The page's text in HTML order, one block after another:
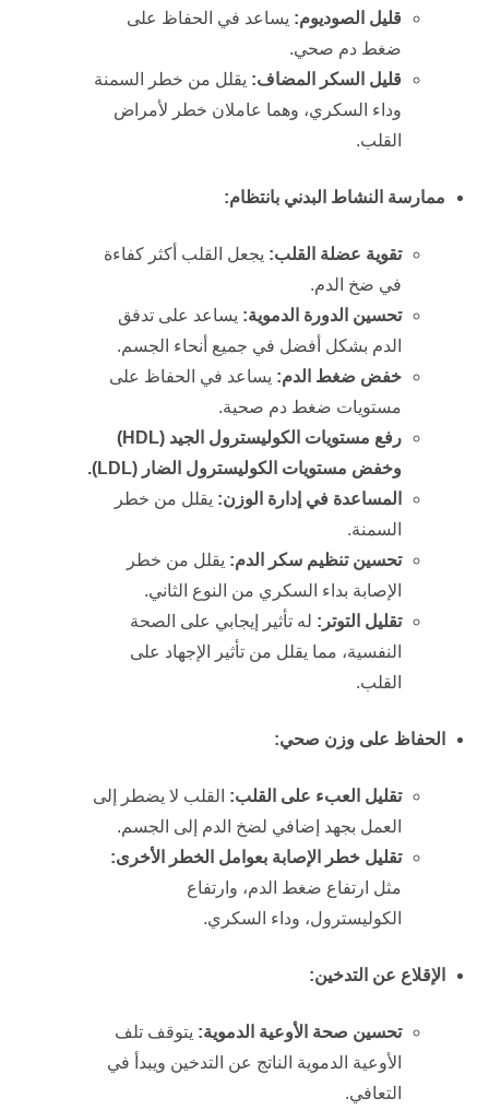
قليل الصوديوم: يساعد في الحفاظ على
ضغط دم صحي.
قليل السكر المضاف: يقلل من خطر السمنة
وداء السكري، وهما عاملان خطر لأمراض
القلب.
ممارسة النشاط البدني بانتظام:
تقوية عضلة القلب: يجعل القلب أكثر كفاءة
في ضخ الدم.
تحسين الدورة الدموية: يساعد على تدفق
الدم بشكل أفضل في جميع أنحاء الجسم.
خفض ضغط الدم: يساعد في الحفاظ على
مستويات ضغط دم صحية.
رفع مستويات الكوليسترول الجيد (HDL
)
وخفض مستويات الكوليسترول الضار (LDL
).
المساعدة في إدارة الوزن: يقلل من خطر
السمنة.
تحسين تنظيم سكر الدم: يقلل من خطر
الإصابة بداء السكري من النوع الثاني.
تقليل التوتر: له تأثير إيجابي على الصحة
النفسية، مما يقلل من تأثير الإجهاد على
القلب.
الحفاظ على وزن صحي:
تقليل العبء على القلب: القلب لا يضطر إلى
العمل بجهد إضافي لضخ الدم إلى الجسم.
تقليل خطر الإصابة بعوامل الخطر الأخرى:
مثل ارتفاع ضغط الدم، وارتفاع
الكوليسترول، وداء السكري.
الإقلاع عن التدخين:
تحسين صحة الأوعية الدموية: يتوقف تلف
الأوعية الدموية الناتج عن التدخين ويبدأ في
التعافي.